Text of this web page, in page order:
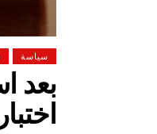
سياسة
بعد